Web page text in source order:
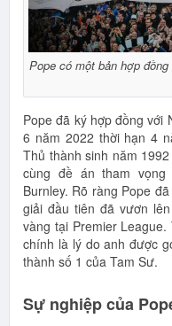
Pope có một bản hợp
Pope đã ký hợp đồng với
6 năm 2022 thời hạn 4
Thủ thành sinh năm
cùng đề án tham
Burnley. Rõ ràng Pope
giải đầu tiên đã vươn
vàng tại Premier
chính là lý do anh được
thành số 1 của Tam Sư.
Sự nghiệp của